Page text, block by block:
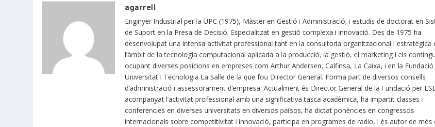
agarrell
Enginyer Industrial per la UPC (1975), Màster en Gestió i Administració, i estudis de doctorat en
de Suport en la Presa de Decisió. Especialitzat en gestió complexa i innovació. Des de 1975 ha
desenvolupat una intensa activitat professional tant en la consultoria organitzacional i estratègica
l’àmbit de la tecnologia computacional aplicada a la producció, la gestió, el marketing i els
ocupant diverses posicions en empreses com Arthur Andersen, Calfinsa, La Caixa, i en la Fundació
Universitat i Tecnologia La Salle de la que fou Director General. Forma part de diversos consells
d’administració i assessorament d’empresa. Actualment és Director General de la Fundació per
acompanyat l’activitat professional amb una significativa tasca acadèmica, ha impartit classes i
conferencies en diverses universitats en diversos països, ha dictat ponències en congressos
internacionals sobre competitivitat i innovació, participa en programes de radio, i és autor de més